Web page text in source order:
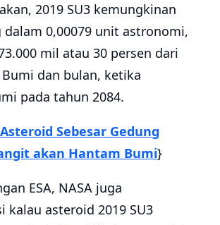
2019 SU3 kemungkinan
dalam 0,00079 unit astronomi,
mil atau 30 persen dari
dan bulan, ketika
pada tahun 2084.
Asteroid Sebesar Gedung
akan Hantam Bumi}
ESA, NASA juga
kalau asteroid 2019 SU3